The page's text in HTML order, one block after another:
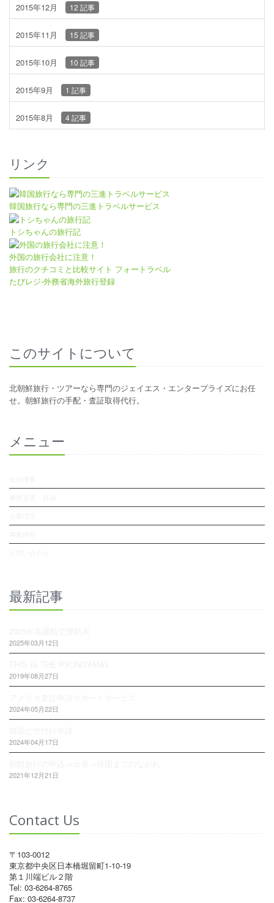
2015年12月 12 記事
2015年11月 15 記事
2015年10月 10 記事
2015年9月 1 記事
2015年8月 4 記事
リンク
韓国旅行なら専門の三進トラベルサービス
トシちゃんの旅行記
外国の旅行会社に注意！
旅行のクチコミと比較サイト フォートラベル
たびレジ-外務省海外旅行登録
このサイトについて
北朝鮮旅行・ツアーなら専門のジェイエス・エンタープライズにお任
せ。朝鮮旅行の手配・査証取得代行。
メニュー
最新記事
2025年03月12日
2019年08月27日
2024年05月22日
2024年04月17日
2021年12月21日
Contact Us
〒103-0012
東京都中央区日本橋堀留町1-10-19
第１川端ビル２階
Tel: 03-6264-8765
Fax: 03-6264-8737